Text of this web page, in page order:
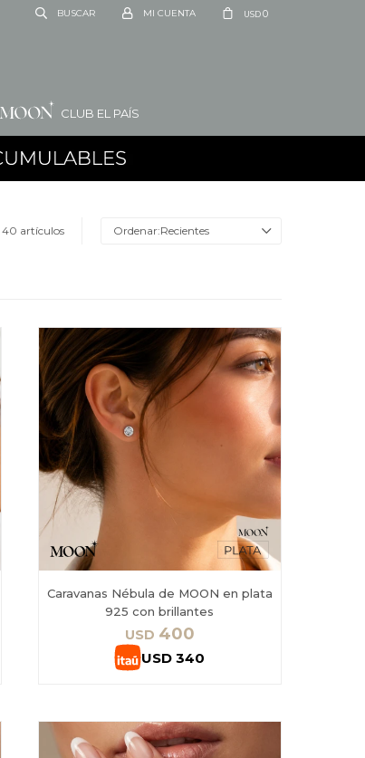
CLUB EL PAÍS
USD0
40 artículos Recientes
Caravanas Nébula de MOON en plata
925 con brillantes
USD 400
USD 340